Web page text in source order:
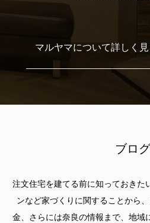
マルヤマについて詳しく見
ブログ
注文住宅を建てる前に知っておきた
ンなど家づくりに関することから、
金、さらには奈良の情報まで、 地域